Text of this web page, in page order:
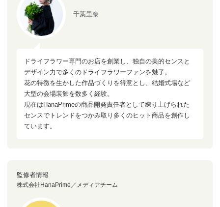
千葉里奈
ドライフラワー専門のお店を創業し、独自の美的センスと
デザイン力で多くのドライフラワーファンを魅了。
花の特徴を生かした作品づくりを得意とし、結婚式場など
大型の会場装飾を数多く経験。
現在はHanaPrimeの商品開発責任者として練り上げられた
センスでトレンドをつかみ取り多くのヒット商品を創作し
ています。
監修者情報
株式会社HanaPrime／メディアチーム